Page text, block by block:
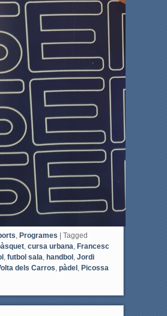
Programes | Tagged
, cursa urbana Francesc
, futbol sala handbol, Jordi
dels Carros pàdel, Picossa